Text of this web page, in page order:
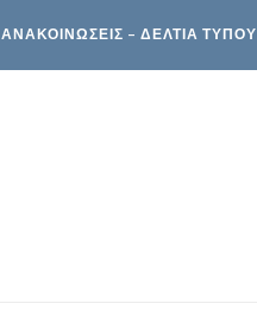
ΑΝΑΚΟΙΝΩΣΕΙΣ – ΔΕΛΤΙΑ ΤΥΠΟΥ